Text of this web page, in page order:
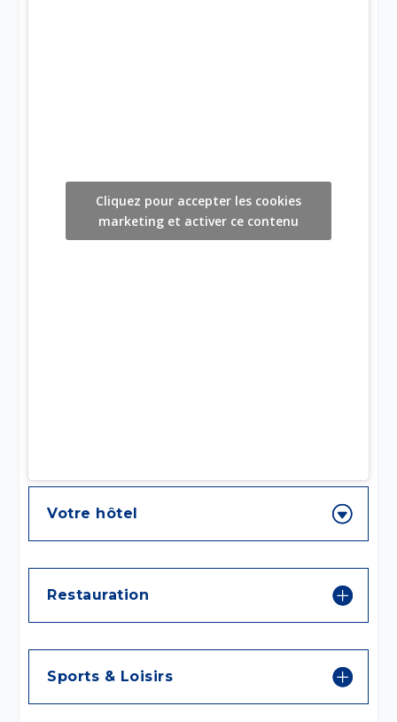
Cliquez pour accepter les cookies
marketing et activer ce contenu
Votre hôtel
Restauration
Sports & Loisirs